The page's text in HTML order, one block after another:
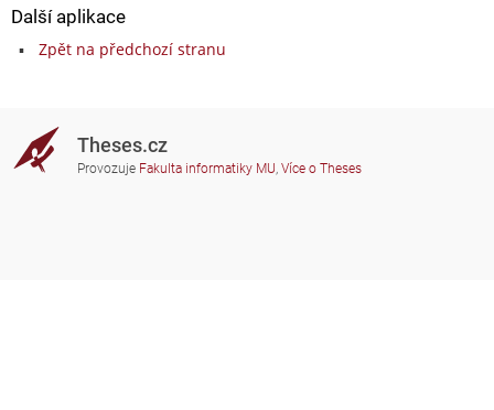
Další aplikace
Zpět na předchozí stranu
Theses.cz
Provozuje Fakulta informatiky MU, Více o Theses